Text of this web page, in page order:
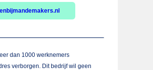
dan 1000 werknemers
verborgen. Dit bedrijf wil geen